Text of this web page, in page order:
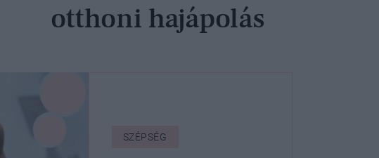
otthoni hajápolás
SZÉPSÉG